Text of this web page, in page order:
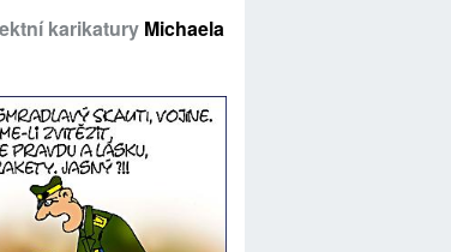
karikatury Michaela